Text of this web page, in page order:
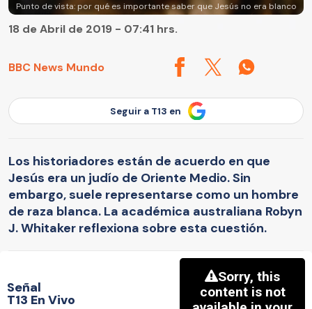
Punto de vista: por qué es importante saber que Jesús no era blanco
BBC News Mundo
18 de Abril de 2019 - 07:41 hrs.
Seguir a T13 en
Los historiadores están de acuerdo en que
Jesús era un judío de Oriente Medio. Sin
embargo, suele representarse como un hombre
de raza blanca. La académica australiana Robyn
J. Whitaker reflexiona sobre esta cuestión.
Señal
T13 En Vivo